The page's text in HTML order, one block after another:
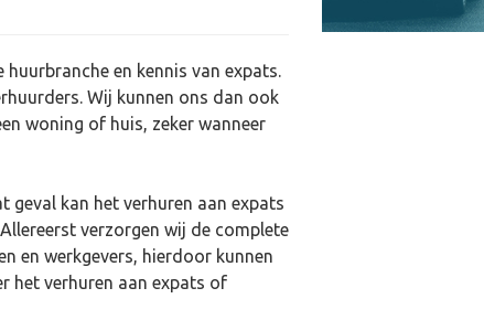
en kennis van expats.
Wij kunnen ons dan ook
woning of huis, zeker wanneer
geval kan het verhuren aan expats
verzorgen wij de complete
en werkgevers, hierdoor kunnen
het verhuren aan expats of